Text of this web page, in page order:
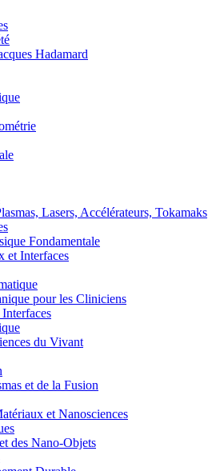
Hadamard
Lasers, Accélérateurs, Tokamaks
Fondamentale
Interfaces
pour les Cliniciens
du Vivant
et de la Fusion
et Nanosciences
des Nano-Objets